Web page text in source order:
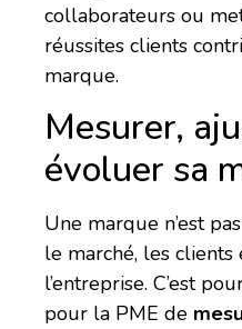
collaborateurs ou
réussites clients
marque.
Mesurer,
évoluer sa
Une marque n’est
le marché, les
l’entreprise. C’est
pour la PME de